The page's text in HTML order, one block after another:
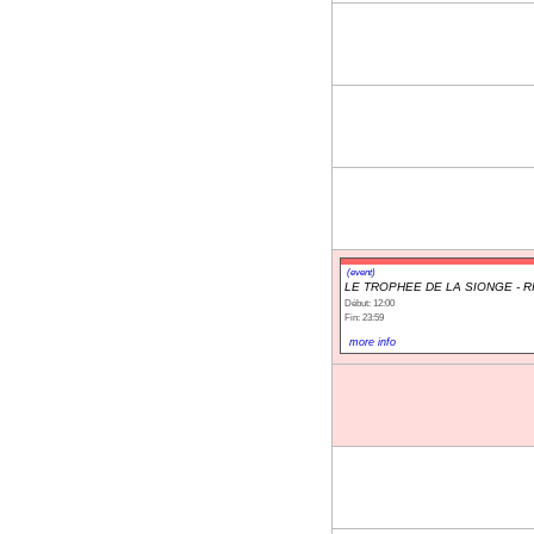
(event)
LE TROPHEE DE LA SIONGE -
Début: 12:00
Fin: 23:59
more info